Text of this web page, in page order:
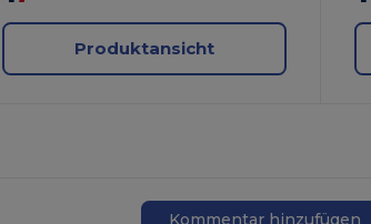
Produktansicht
Kommentar hinzufügen